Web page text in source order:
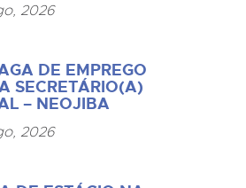
2026
DE EMPREGO
SECRETÁRIO(A)
– NEOJIBA
2026